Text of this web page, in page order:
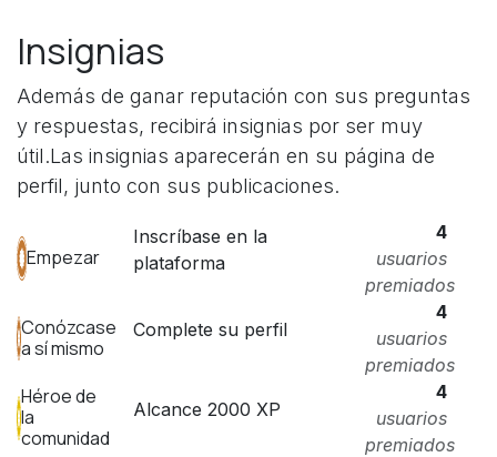
Insignias
Además de ganar reputación con sus preguntas
y respuestas, recibirá insignias por ser muy
útil.Las insignias aparecerán en su página de
perfil, junto con sus publicaciones.
Empezar
Inscríbase en la
plataforma
4
usuarios
premiados
Conózcase
a sí mismo
Complete su perfil
4
usuarios
premiados
Héroe de
la
comunidad
Alcance 2000 XP
4
usuarios
premiados